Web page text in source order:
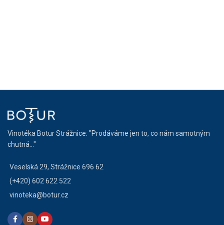
Vinotéka Botur Strážnice: "Prodáváme jen to, co nám samotným
chutná..."
Veselská 29, Strážnice 696 62
(+420) 602 622 522
vinoteka@botur.cz